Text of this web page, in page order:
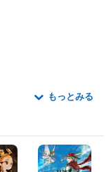
もっとみる